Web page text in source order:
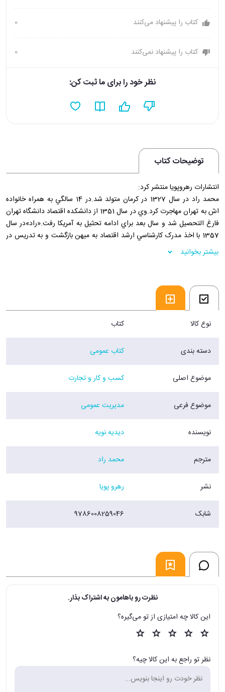
کتاب را پیشنهاد می‌کنند 0
کتاب را پیشنهاد نمی‌کنند 0
نظر خود را برای ما ثبت کن:
توضیحات کتاب
انتشارات رهروپويا منتشر کرد:
محمد راد در سال 1327 در کرمان متولد شد.در 14 سالگي به همراه خانواده
اش به تهران مهاجرت کرد.وي در سال 1351 از دانشکده اقتصاد دانشگاه تهران
فارغ التحصيل شد و سال بعد براي ادامه تحثيل به آمريکا رفت.«راد»در سال
1357 با اخذ مدرک کارشناسي ارشد اقتصاد به ميهن بازگشت و به تدريس در
دانشگاه مشغول شد...
فروشگاه اينترنتي 30بوک
بیشتر بخوانید
نوع کالا کتاب
دسته بندی کتاب عمومی
موضوع اصلی کسب و کار و تجارت
موضوع فرعی مدیریت عمومی
نویسنده دیدیه نویه
مترجم محمد راد
نشر رهرو پویا
شابک 9786008259046
نظرت رو باهامون به اشتراک بذار.
این کالا چه امتیازی از تو می‌گیره؟
نظر تو راجع به این کالا چیه؟